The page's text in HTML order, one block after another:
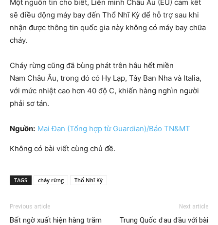
Một nguồn tin cho biết, Liên minh Châu Âu (EU) cam kết
sẽ điều động máy bay đến Thổ Nhĩ Kỳ để hỗ trợ sau khi
nhận được thông tin quốc gia này không có máy bay chữa
cháy.
Cháy rừng cũng đã bùng phát trên hâu hết miền
Nam Châu Âu, trong đó có Hy Lạp, Tây Ban Nha và Italia,
với mức nhiệt cao hơn 40 độ C, khiến hàng nghìn người
phải sơ tán.
Nguồn: Mai Đan (Tổng hợp từ Guardian)/Báo TN&MT
Không có bài viết cùng chủ đề.
TAGS cháy rừng Thổ Nhĩ Kỳ
Previous article
Bất ngờ xuất hiện hàng trăm
Next article
Trung Quốc đau đầu với bài